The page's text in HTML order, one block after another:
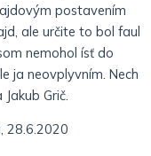
postavením
ale určite to bol faul
nemohol ísť do
ja neovplyvním. Nech
Grič.
28.6.2020